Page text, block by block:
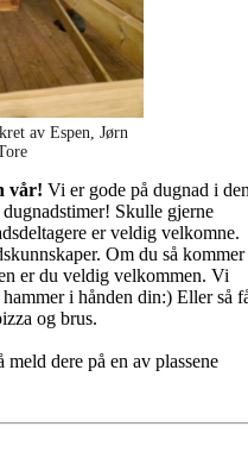
av Espen, Jørn
vår! Vi er gode på dugnad i
Skulle gjerne
er veldig velkomne.
Om du så kommer
er du veldig velkommen. Vi
i hånden din:) Eller så
og brus.
dere på en av plassene